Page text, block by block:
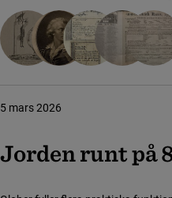
Jorden runt på
5 mars 2026